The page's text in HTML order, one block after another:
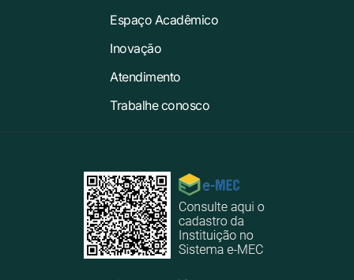
Espaço Acadêmico
Inovação
Atendimento
Trabalhe conosco